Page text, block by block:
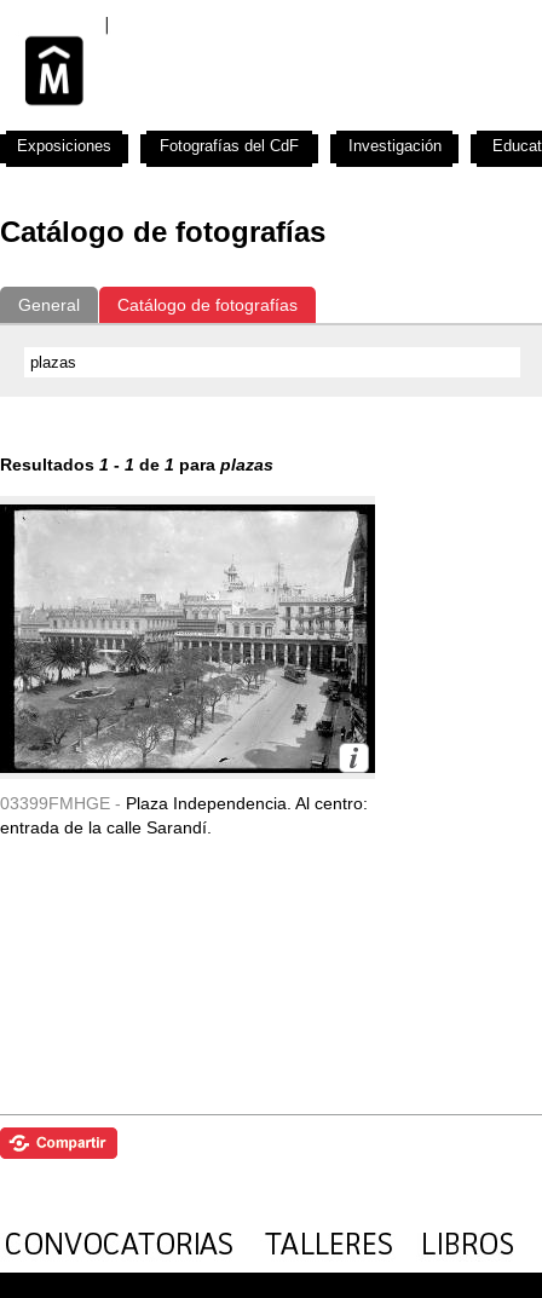
Catálogo de fotografías
General Catálogo de fotografías
Resultados 1 - 1 de 1 para plazas
03399FMHGE - Plaza Independencia. Al centro:
entrada de la calle Sarandí.
Exposiciones Fotografías del CdF Investigación